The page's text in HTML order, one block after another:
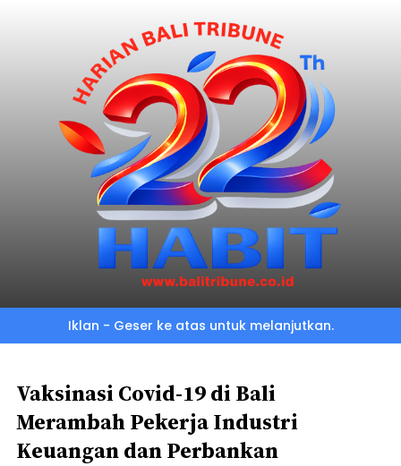
Iklan - Geser ke atas untuk melanjutkan.
Vaksinasi Covid-19 di Bali
Merambah Pekerja Industri
Keuangan dan Perbankan